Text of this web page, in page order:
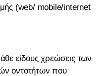
(web/ mobile/internet
είδους χρεώσεις των
οντοτήτων που